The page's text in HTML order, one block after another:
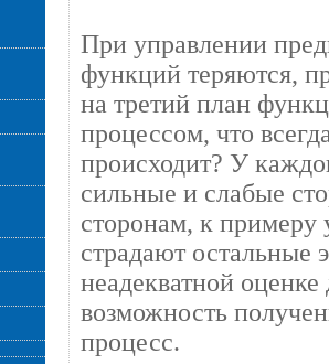
При управлении
функций теряются,
на третий план
процессом, что
происходит? У
сильные и слабые
сторонам, к примеру
страдают остальные
неадекватной
возможность
процесс.